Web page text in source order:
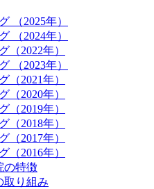
（2025年）
（2024年）
（2022年）
（2023年）
（2021年）
（2020年）
（2019年）
（2018年）
（2017年）
（2016年）
の特徴
取り組み